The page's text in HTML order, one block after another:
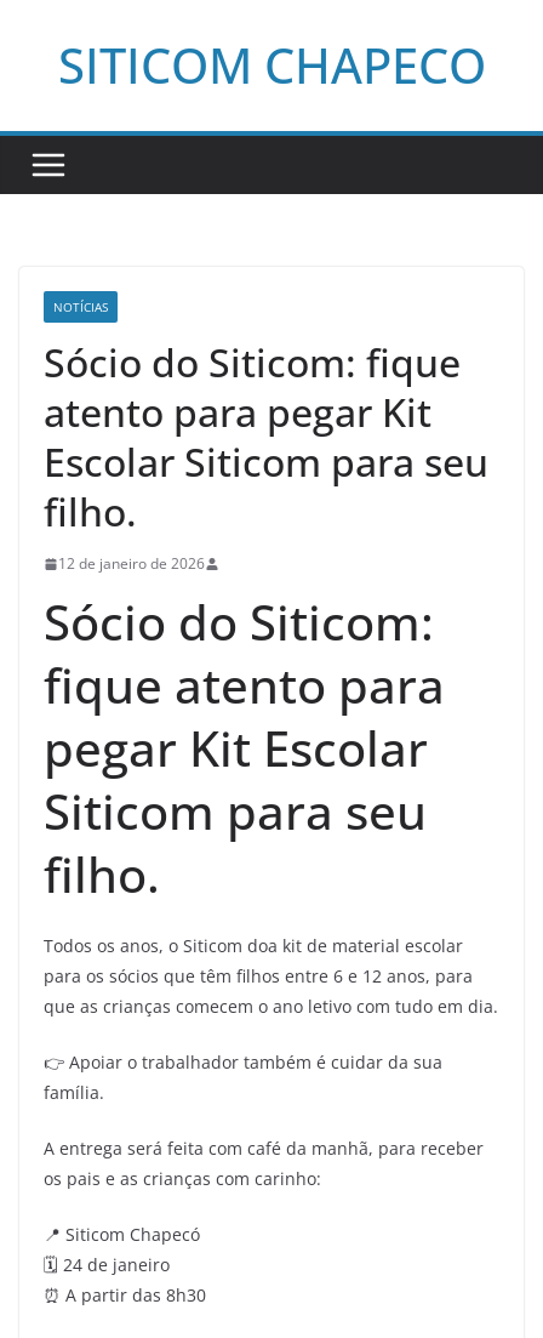
SITICOM CHAPECO
NOTÍCIAS
Sócio do Siticom: fique
atento para pegar Kit
Escolar Siticom para seu
filho.
12 de janeiro de 2026
Sócio do Siticom:
fique atento para
pegar Kit Escolar
Siticom para seu
filho.
Todos os anos, o Siticom doa kit de material escolar
para os sócios que têm filhos entre 6 e 12 anos, para
que as crianças comecem o ano letivo com tudo em dia.
👉 Apoiar o trabalhador também é cuidar da sua
família.
A entrega será feita com café da manhã, para receber
os pais e as crianças com carinho:
📍 Siticom Chapecó
🗓️ 24 de janeiro
⏰ A partir das 8h30